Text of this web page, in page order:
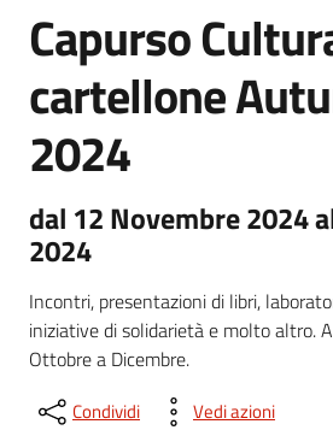
Capurso
cartellone
2024
dal 12 Novembre 2024
2024
Incontri, presentazioni di libri,
iniziative di solidarietà e molto altro.
Ottobre a Dicembre.
Condividi Vedi azioni